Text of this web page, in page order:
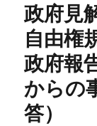
政府見
自由権
政府報
からの
答）